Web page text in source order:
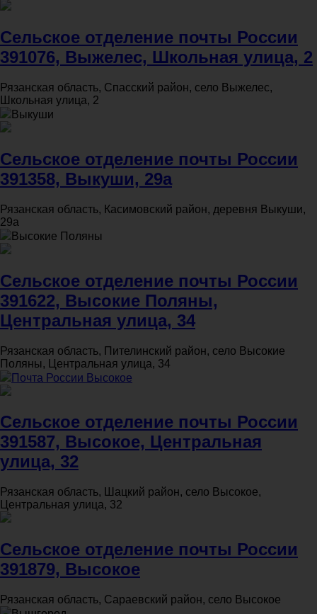
Сельское отделение почты России
391076, Выжелес, Школьная улица, 2
Рязанская область, Спасский район, село Выжелес,
Школьная улица, 2
Выкуши
Сельское отделение почты России
391358, Выкуши, 29а
Рязанская область, Касимовский район, деревня Выкуши,
29а
Высокие Поляны
Сельское отделение почты России
391622, Высокие Поляны,
Центральная улица, 34
Рязанская область, Пителинский район, село Высокие
Поляны, Центральная улица, 34
Почта России Высокое
Сельское отделение почты России
391587, Высокое, Центральная
улица, 32
Рязанская область, Шацкий район, село Высокое,
Центральная улица, 32
Сельское отделение почты России
391879, Высокое
Рязанская область, Сараевский район, село Высокое